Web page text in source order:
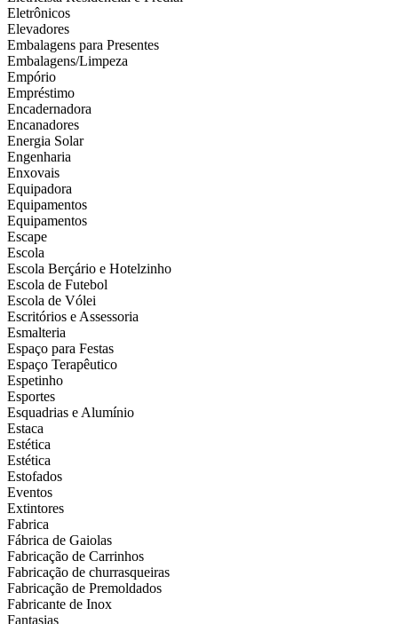
Eletrônicos
Elevadores
Embalagens para Presentes
Embalagens/Limpeza
Empório
Empréstimo
Encadernadora
Encanadores
Energia Solar
Engenharia
Enxovais
Equipadora
Equipamentos
Equipamentos
Escape
Escola
Escola Berçário e Hotelzinho
Escola de Futebol
Escola de Vólei
Escritórios e Assessoria
Esmalteria
Espaço para Festas
Espaço Terapêutico
Espetinho
Esportes
Esquadrias e Alumínio
Estaca
Estética
Estética
Estofados
Eventos
Extintores
Fabrica
Fábrica de Gaiolas
Fabricação de Carrinhos
Fabricação de churrasqueiras
Fabricação de Premoldados
Fabricante de Inox
Fantasias